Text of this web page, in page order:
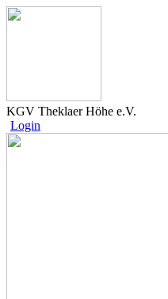
KGV Theklaer Höhe e.V.
Login